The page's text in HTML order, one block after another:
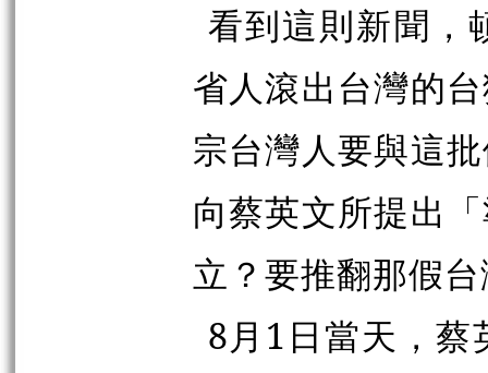
看到這則新聞，
省人滾出台灣的
宗台灣人要與這
向蔡英文所提出
立？要推翻那假
8月1日當天，蔡